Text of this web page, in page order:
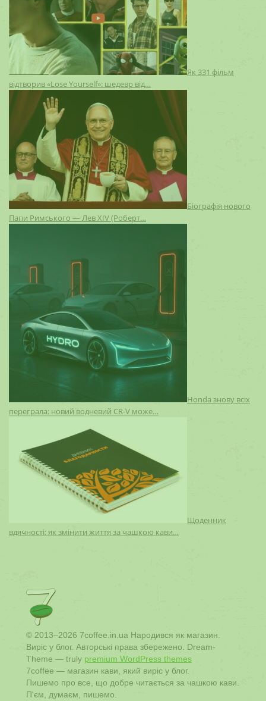
Як 331 фільм
відтворив «Lose Yourself»: шедевр від…
Біографія нового
Папи Римського — Лев XIV (Роберт…
Honda знову всіх
переграла: новий водневий CR-V може…
Щоденник
вдячності: як змінити життя за чашкою кави…
© 2013–2026 7coffee.in.ua Народився як магазин.
Виріс у блог. Авторські права збережено. Dream-
Theme — truly premium WordPress themes
7coffee — магазин кави, який виріс у блог.
Пишемо про все, що добре читається за чашкою кави.
П'єм, думаєм, пишемо.